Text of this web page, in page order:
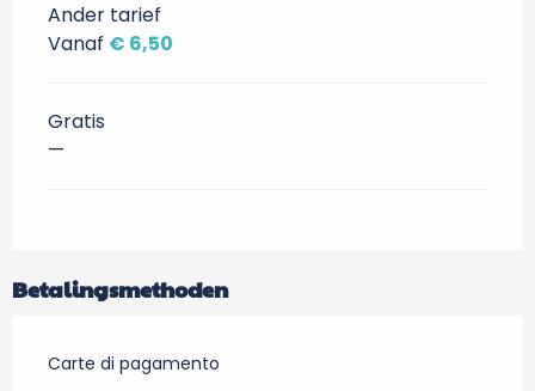
Ander tarief
Vanaf € 6,50
Gratis
—
Betalingsmethoden
Carte di pagamento